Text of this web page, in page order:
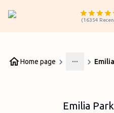
(16354
Home page
More
Emilia